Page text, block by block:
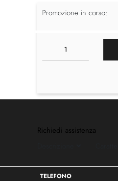
Promozione in corso:
Richiedi assistenza
TELEFONO